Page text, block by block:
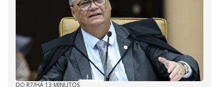
DO R7/HÁ 13 MINUTOS